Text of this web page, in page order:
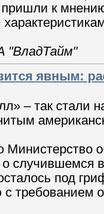
к
"ВладТайм"
явным:
– так стали
случившемся
под
требованием